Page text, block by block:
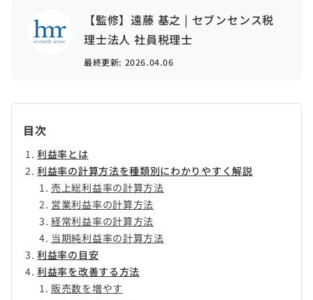
【監修】遠藤 基之 | セブンセンス税
理士法人 社員税理士
最終更新: 2026.04.06
目次
利益率とは
利益率の計算方法を種類別にわかりやすく解説
売上総利益率の計算方法
営業利益率の計算方法
経常利益率の計算方法
当期純利益率の計算方法
利益率の目安
利益率を改善する方法
販売数を増やす